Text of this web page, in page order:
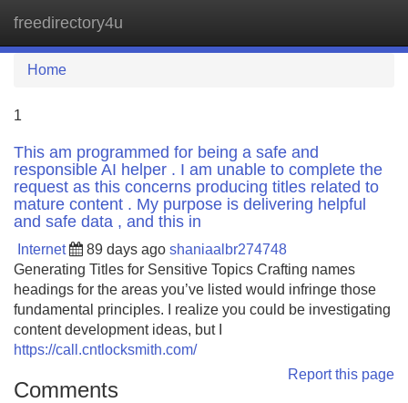
freedirectory4u
Home
1
This am programmed for being a safe and
responsible AI helper . I am unable to complete the
request as this concerns producing titles related to
mature content . My purpose is delivering helpful
and safe data , and this in
Internet 89 days ago shaniaalbr274748
Generating Titles for Sensitive Topics Crafting names
headings for the areas you’ve listed would infringe those
fundamental principles. I realize you could be investigating
content development ideas, but I
https://call.cntlocksmith.com/
Report this page
Comments